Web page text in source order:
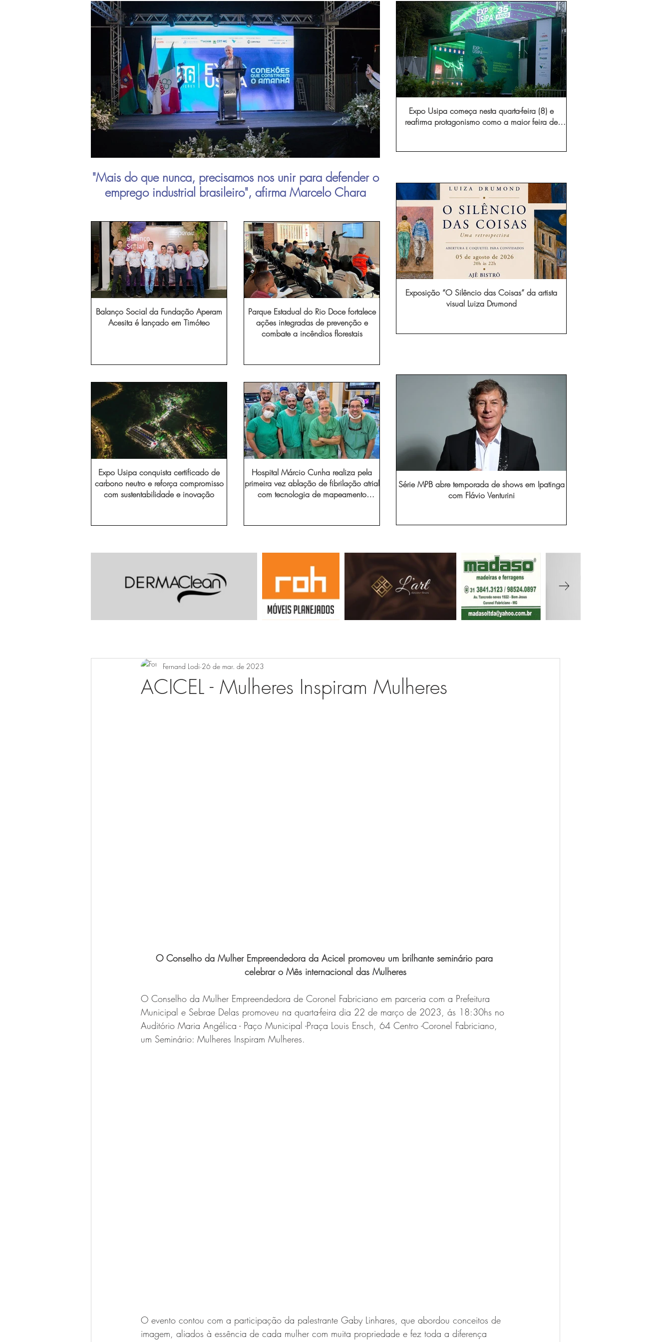
"Mais do que nunca, precisamos nos unir para defender o
emprego industrial brasileiro", afirma Marcelo Chara
viagens de caminhões por ano pelas vias de Timóteo
Balanço Social da Fundação Aperam
Acesita é lançado em Timóteo
Parque Estadual do Rio Doce fortalece
ações integradas de prevenção e
combate a incêndios florestais
Expo Usipa começa nesta quarta-feira (8) e
reafirma protagonismo como a maior feira de
Exposição “O Silêncio das Coisas” da artista
visual Luiza Drumond
Expo Usipa conquista certificado de
carbono neutro e reforça compromisso
com sustentabilidade e inovação
Hospital Márcio Cunha realiza pela
primeira vez ablação de fibrilação atrial
com tecnologia de mapeamento
Série MPB abre temporada de shows em Ipatinga
com Flávio Venturini
ACICEL - Mulheres Inspiram Mulheres
Fernand Lodi 26 de mar. de 2023
O Conselho da Mulher Empreendedora da Acicel promoveu um brilhante seminário para
celebrar o Mês internacional das Mulheres
O Conselho da Mulher Empreendedora de Coronel Fabriciano em parceria com a Prefeitura
Municipal e Sebrae Delas promoveu na quarta-feira dia 22 de março de 2023, ás 18:30hs no
Auditório Maria Angélica - Paço Municipal -Praça Louis Ensch, 64 Centro -Coronel Fabriciano,
um Seminário: Mulheres Inspiram Mulheres.
O evento contou com a participação da palestrante Gaby Linhares, que abordou conceitos de
imagem, aliados à essência de cada mulher com muita propriedade e fez toda a diferença